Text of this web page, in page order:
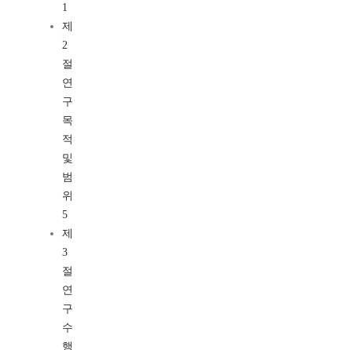
1
제
2
절
연
구
목
적
및
범
위
5
제
3
절
연
구
수
행